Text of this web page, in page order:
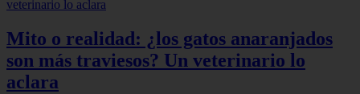
Mito o realidad: ¿los gatos anaranjados
son más traviesos? Un veterinario lo
aclara